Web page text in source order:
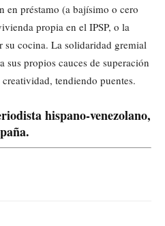
en préstamo (a bajísimo o cero
propia en el IPSP, o la
su cocina. La solidaridad gremial
sus propios cauces de superación
tendiendo puentes.
hispano-venezolano,